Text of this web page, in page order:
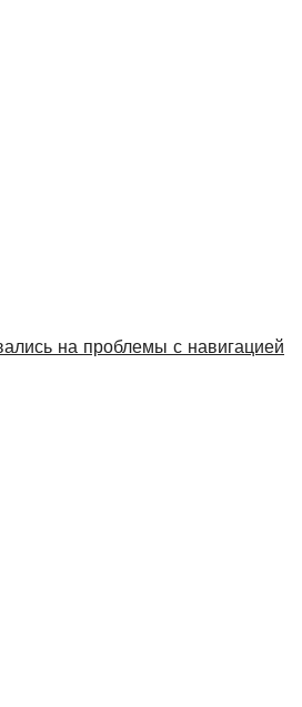
на проблемы с навигацией